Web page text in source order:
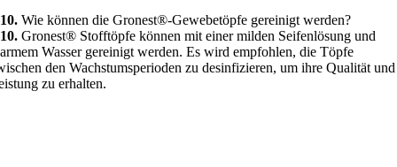
Wie können die Gronest®-Gewebetöpfe gereinigt werden?
Gronest® Stofftöpfe können mit einer milden Seifenlösung und
Wasser gereinigt werden. Es wird empfohlen, die Töpfe
den Wachstumsperioden zu desinfizieren, um ihre Qualität und
zu erhalten.